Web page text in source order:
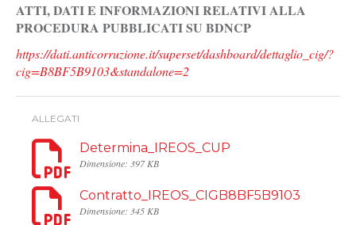
ATTI, DATI E INFORMAZIONI RELATIVI ALLA
PROCEDURA PUBBLICATI SU BDNCP
https://dati.anticorruzione.it/superset/dashboard/dettaglio_cig/?
cig=B8BF5B9103&standalone=2
ALLEGATI
Determina_IREOS_CUP
Dimensione: 397 KB
Contratto_IREOS_CIGB8BF5B9103
Dimensione: 345 KB